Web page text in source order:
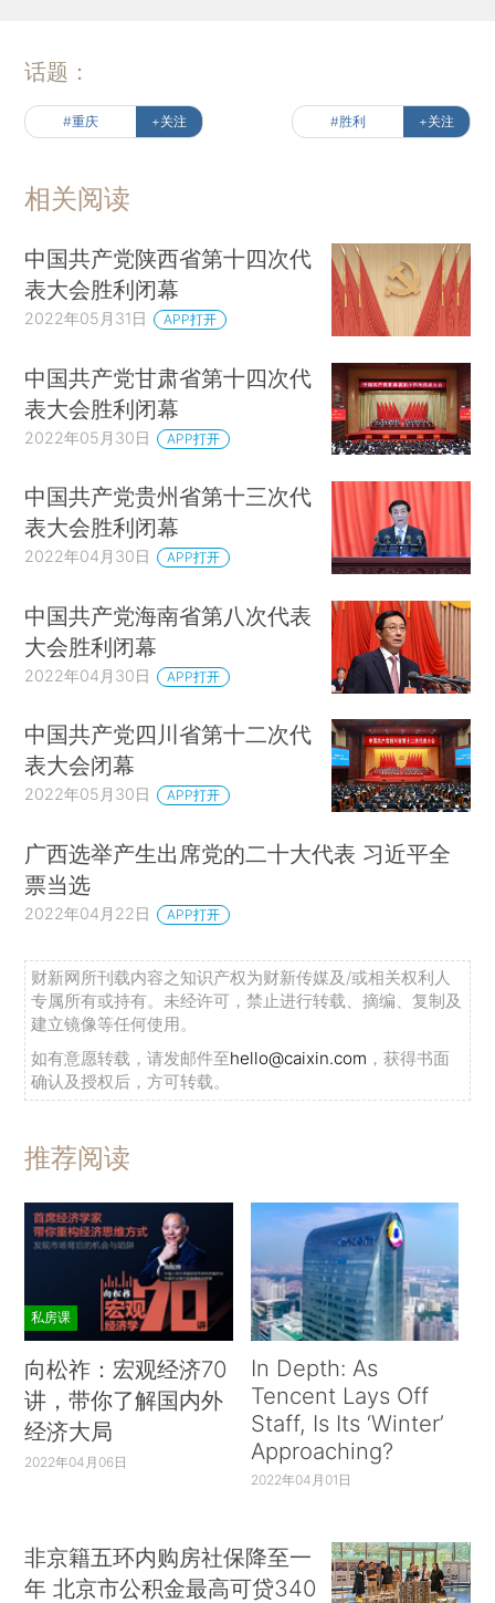
话题：
#重庆 +关注 #胜利 +关注
相关阅读
中国共产党陕西省第十四次代
表大会胜利闭幕
2022年05月31日 APP打开
中国共产党甘肃省第十四次代
表大会胜利闭幕
2022年05月30日 APP打开
中国共产党贵州省第十三次代
表大会胜利闭幕
2022年04月30日 APP打开
中国共产党海南省第八次代表
大会胜利闭幕
2022年04月30日 APP打开
中国共产党四川省第十二次代
表大会闭幕
2022年05月30日 APP打开
广西选举产生出席党的二十大代表 习近平全
票当选
2022年04月22日 APP打开
财新网所刊载内容之知识产权为财新传媒及/或相关权利人
专属所有或持有。未经许可，禁止进行转载、摘编、复制及
建立镜像等任何使用。
如有意愿转载，请发邮件至hello@caixin.com ，获得书面
确认及授权后，方可转载。
推荐阅读
私房课
向松祚：宏观经济70
讲，带你了解国内外
经济大局
2022年04月06日
In Depth: As
Tencent Lays Off
Staff, Is Its ‘Winter’
Approaching?
2022年04月01日
非京籍五环内购房社保降至一
年 北京市公积金最高可贷340